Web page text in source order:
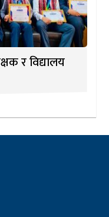
र विद्यालय